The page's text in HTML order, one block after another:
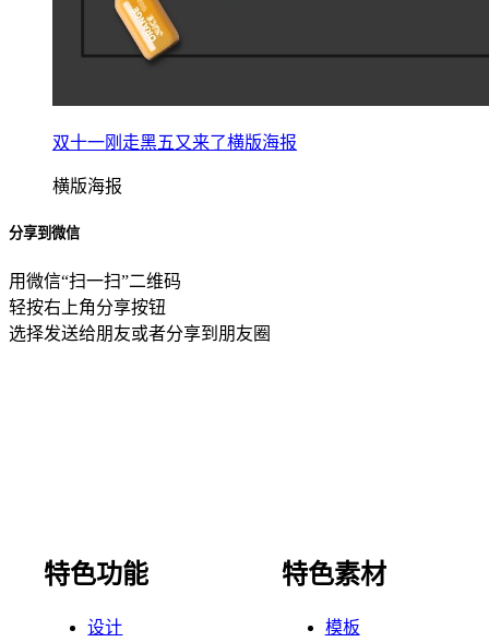
双十一刚走黑五又来了横版海报
横版海报
分享到微信
用微信“扫一扫”二维码
轻按右上角分享按钮
选择发送给朋友或者分享到朋友圈
特色功能
设计
特色素材
模板